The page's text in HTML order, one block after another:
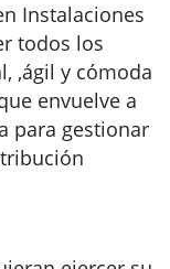
Instalaciones
todos los
,ágil y cómoda
envuelve a
para gestionar